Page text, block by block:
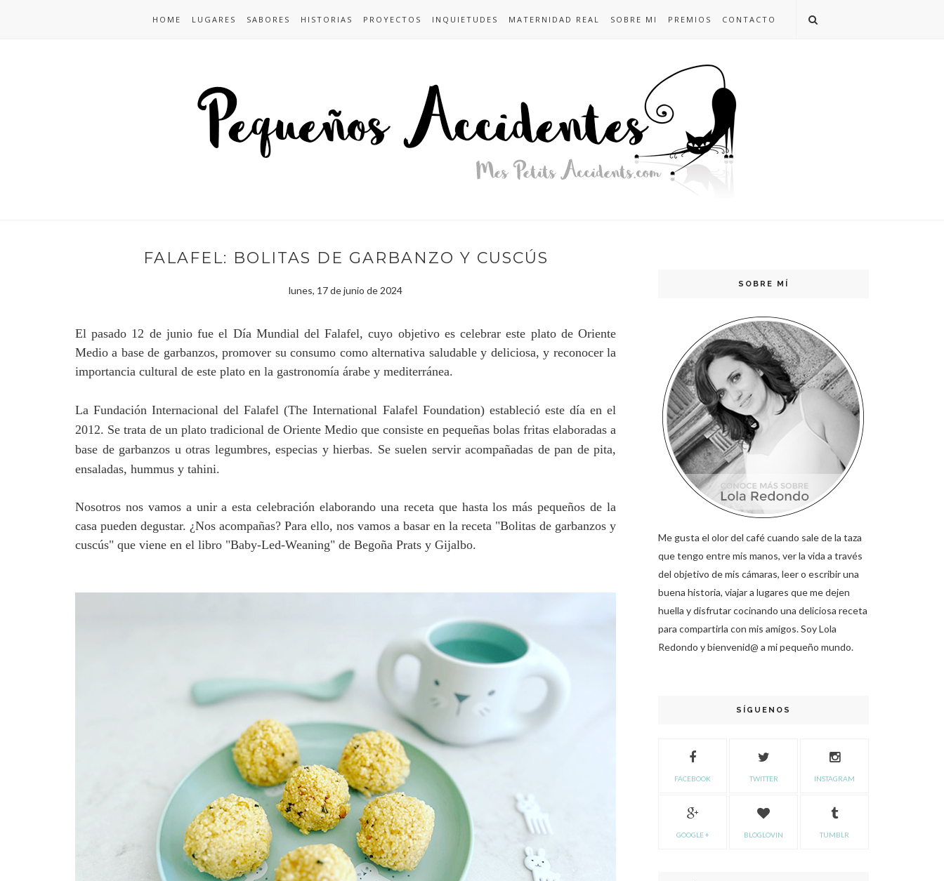
HOME LUGARES SABORES HISTORIAS PROYECTOS INQUIETUDES MATERNIDAD REAL SOBRE MI PREMIOS CONTACTO
FALAFEL: BOLITAS DE GARBANZO Y CUSCÚS
lunes, 17 de junio de 2024
El pasado 12 de junio fue el Día Mundial del Falafel, cuyo objetivo es celebrar este plato de Oriente
Medio a base de garbanzos, promover su consumo como alternativa saludable y deliciosa, y reconocer la
importancia cultural de este plato en la gastronomía árabe y mediterránea.
La Fundación Internacional del Falafel (The International Falafel Foundation)estableció este día en el
2012. Se trata de un plato tradicional de Oriente Medio que consiste en pequeñas bolas fritas elaboradas a
base de garbanzos u otras legumbres, especias y hierbas. Se suelen servir acompañadas de pan de pita,
ensaladas, hummus y tahini.
Nosotros nos vamos a unir a esta celebración elaborando una receta que hasta los más pequeños de la
casa pueden degustar. ¿Nos acompañas? Para ello, nos vamos a basar en la receta "Bolitas de garbanzos y
cuscús" que viene en el libro "Baby-Led-Weaning" de Begoña Prats y Gijalbo.
SOBRE MÍ
Me gusta el olor del café cuando sale de la taza
que tengo entre mis manos, ver la vida a través
del objetivo de mis cámaras, leer o escribir una
buena historia, viajar a lugares que me dejen
huella y disfrutar cocinando una deliciosa receta
para compartirla con mis amigos. Soy Lola
Redondo y bienvenid@ a mi pequeño mundo.
SÍGUENOS
FACEBOOK TWITTER INSTAGRAM
GOOGLE + BLOGLOVIN TUMBLR